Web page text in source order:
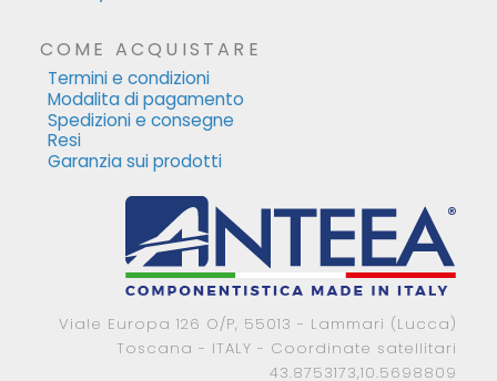
COME ACQUISTARE
Termini e condizioni
Modalita di pagamento
Spedizioni e consegne
Resi
Garanzia sui prodotti
Viale Europa 126 O/P, 55013 - Lammari (Lucca)
Toscana - ITALY - Coordinate satellitari
43.8753173,10.5698809